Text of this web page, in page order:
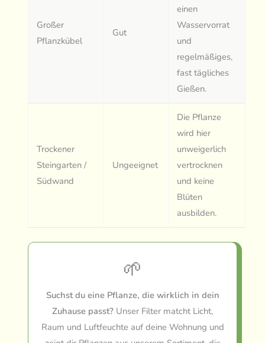
Großer
Pflanzkübel
Gut
einen
Wasservorrat
und
regelmäßiges,
fast tägliches
Gießen.
Trockener
Steingarten /
Südwand
Ungeeignet
Die Pflanze
wird hier
unweigerlich
vertrocknen
und keine
Blüten
ausbilden.
🌱
Suchst du eine Pflanze, die wirklich in dein
Zuhause passt? Unser Filter matcht Licht,
Raum und Luftfeuchte auf deine Wohnung und